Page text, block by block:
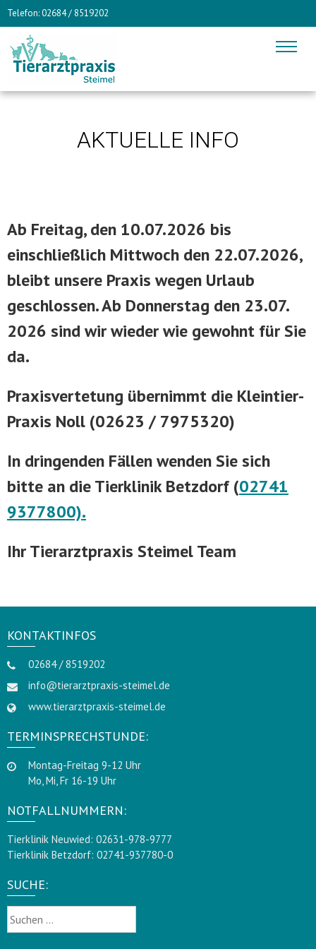
Telefon: 02684 / 8519202
AKTUELLE INFO
Ab Freitag, den 10.07.2026 bis
einschließlich Mittwoch den 22.07.2026,
bleibt unsere Praxis wegen Urlaub
geschlossen.Ab Donnerstag den 23.07.
2026 sind wir wieder wie gewohnt für Sie
da.
Praxisvertetung übernimmt die Kleintier-
Praxis Noll (02623 / 7975320)
In dringenden Fällen wenden Sie sich
bitte an die Tierklinik Betzdorf (02741
9377800).
Ihr Tierarztpraxis Steimel Team
KONTAKTINFOS
02684 / 8519202
info@tierarztpraxis-steimel.de
www.tierarztpraxis-steimel.de
TERMINSPRECHSTUNDE:
Montag-Freitag 9-12 Uhr
Mo, Mi, Fr 16-19 Uhr
NOTFALLNUMMERN:
Tierklinik Neuwied: 02631-978-9777
Tierklinik Betzdorf: 02741-937780-0
SUCHE:
Suchen
nach: